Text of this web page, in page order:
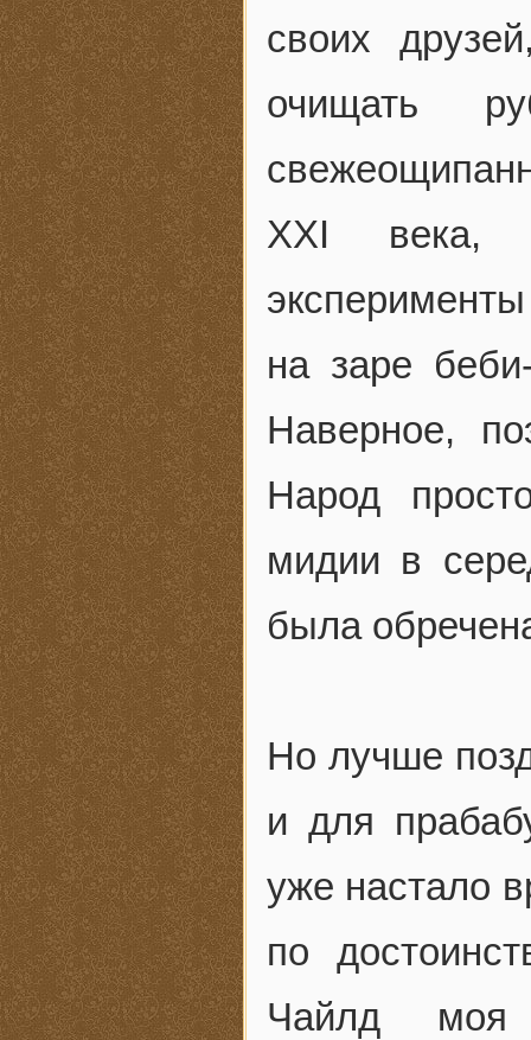
своих
очищать
XXI века,
на заре
Наверное,
Народ
мидии в
была
Но лучше
и для
уже настало
по
Чайлд моя